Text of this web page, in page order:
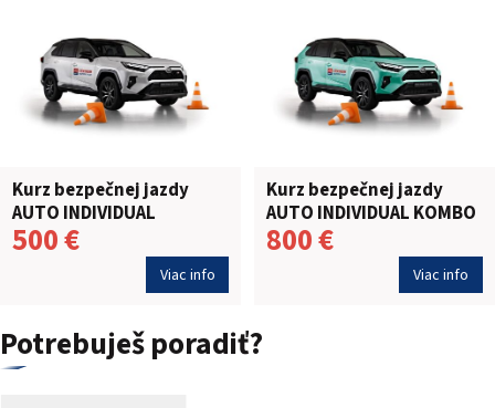
Kurz bezpečnej jazdy
AUTO INDIVIDUAL
500 €
Viac info
Kurz bezpečnej jazdy
AUTO INDIVIDUAL KOMBO
800 €
Viac info
Potrebuješ poradiť?